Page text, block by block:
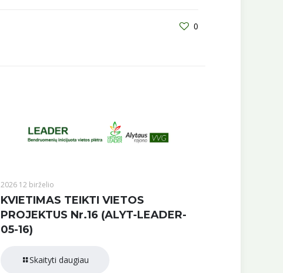
0
2026 12 birželio
KVIETIMAS TEIKTI VIETOS
PROJEKTUS Nr.16 (ALYT-LEADER-
05-16)
Skaityti daugiau